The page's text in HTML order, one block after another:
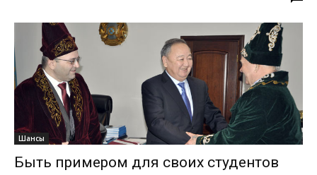
Шансы
Быть примером для своих студентов